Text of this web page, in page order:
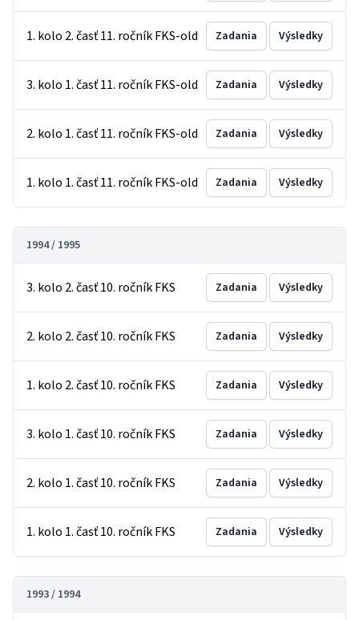
1. kolo 2. časť 11. ročník FKS-old Zadania Výsledky
3. kolo 1. časť 11. ročník FKS-old Zadania Výsledky
2. kolo 1. časť 11. ročník FKS-old Zadania Výsledky
1. kolo 1. časť 11. ročník FKS-old Zadania Výsledky
1994 / 1995
3. kolo 2. časť 10. ročník FKS Zadania Výsledky
2. kolo 2. časť 10. ročník FKS Zadania Výsledky
1. kolo 2. časť 10. ročník FKS Zadania Výsledky
3. kolo 1. časť 10. ročník FKS Zadania Výsledky
2. kolo 1. časť 10. ročník FKS Zadania Výsledky
1. kolo 1. časť 10. ročník FKS Zadania Výsledky
1993 / 1994